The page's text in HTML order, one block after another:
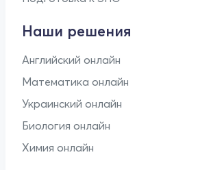
Наши решения
Английский онлайн
Математика онлайн
Украинский онлайн
Биология онлайн
Химия онлайн